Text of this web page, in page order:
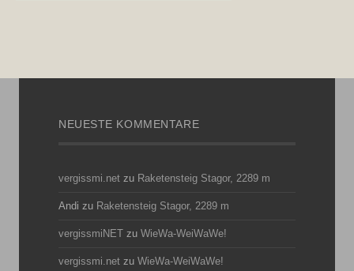
NEUESTE KOMMENTARE
vergissmi.net zu Raketensteig Stagor, 2289 m
Andi zu Raketensteig Stagor, 2289 m
vergissmiNET zu WieWa-WeiWaWe!
vergissmi.net zu WieWa-WeiWaWe!